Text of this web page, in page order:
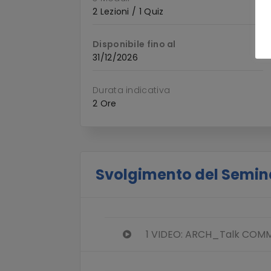
2 Lezioni / 1 Quiz
Disponibile fino al
31/12/2026
Durata indicativa
2 Ore
Svolgimento del
1 VIDEO: ARCH_Talk